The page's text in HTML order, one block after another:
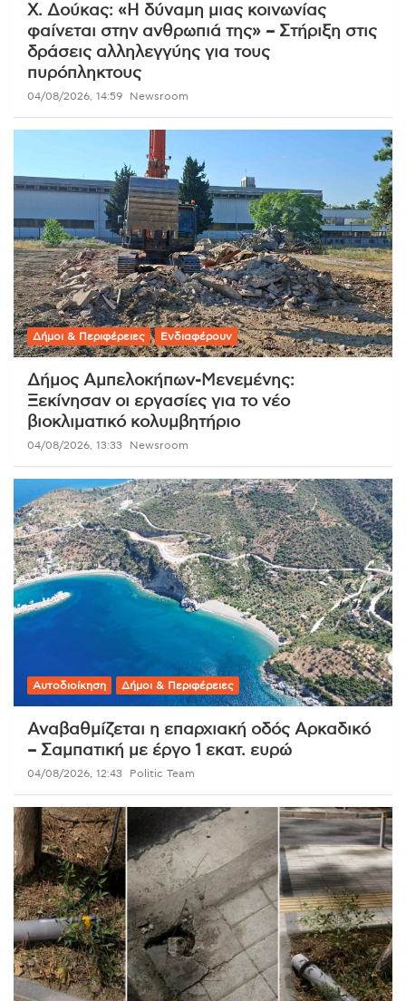
Χ. Δούκας: «Η δύναμη μιας κοινωνίας
φαίνεται στην ανθρωπιά της» – Στήριξη στις
δράσεις αλληλεγγύης για τους
πυρόπληκτους
04/08/2026, 14:59 Newsroom
Δήμοι & Περιφέρειες Ενδιαφέρουν
Δήμος Αμπελοκήπων-Μενεμένης:
Ξεκίνησαν οι εργασίες για το νέο
βιοκλιματικό κολυμβητήριο
04/08/2026, 13:33 Newsroom
Αυτοδιοίκηση Δήμοι & Περιφέρειες
Αναβαθμίζεται η επαρχιακή οδός Αρκαδικό
– Σαμπατική με έργο 1 εκατ. ευρώ
04/08/2026, 12:43 Politic Team